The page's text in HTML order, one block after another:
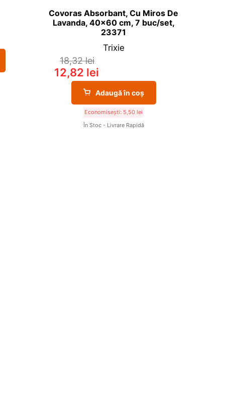
Covoras Absorbant, Cu Miros De
Lavanda, 40×60 cm, 7 buc/set,
23371
Trixie
18,32lei
12,82 lei
Adaugă în coș
Economisești: 5,50 lei
În Stoc - Livrare Rapidă